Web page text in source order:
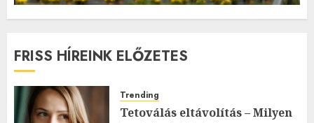
FRISS HÍREINK ELŐZETES
Trending
Tetoválás eltávolítás – Milyen